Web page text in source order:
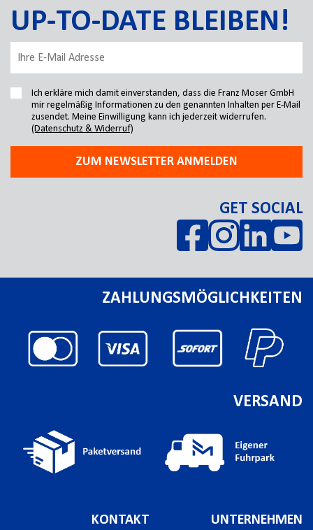
UP-TO-DATE BLEIBEN!
Ich erkläre mich damit einverstanden, dass die Franz Moser GmbH
mir regelmäßig Informationen zu den genannten Inhalten per E-Mail
zusendet. Meine Einwilligung kann ich jederzeit widerrufen.
(Datenschutz & Widerruf)
ZUM NEWSLETTER ANMELDEN
GET SOCIAL
ZAHLUNGSMÖGLICHKEITEN
VERSAND
KONTAKT UNTERNEHMEN